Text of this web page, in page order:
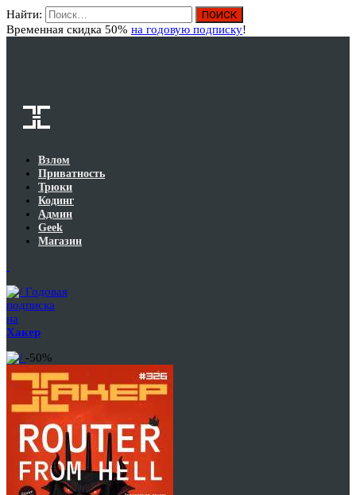
Найти:
Временная скидка 50% на годовую подписку!
Взлом
Приватность
Трюки
Кодинг
Админ
Geek
Магазин
Годовая
подписка
на
Хакер
-50%